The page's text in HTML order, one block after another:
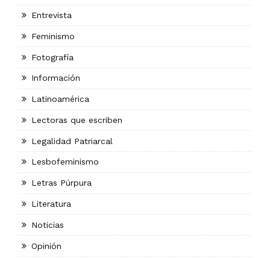
Entrevista
Feminismo
Fotografía
Información
Latinoamérica
Lectoras que escriben
Legalidad Patriarcal
Lesbofeminismo
Letras Púrpura
Literatura
Noticias
Opinión